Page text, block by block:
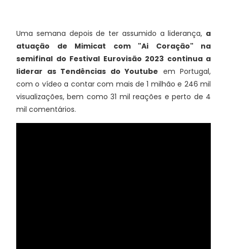
Uma semana depois de ter assumido a liderança, a
atuação de Mimicat com "Ai Coração" na
semifinal do Festival Eurovisão 2023 continua a
liderar as Tendências do Youtube em Portugal,
com o vídeo a contar com mais de 1 milhão e 246 mil
visualizações, bem como 31 mil reações e perto de 4
mil comentários.